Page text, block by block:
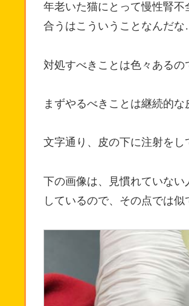
年老いた猫にとって慢性腎
合うはこういうことなんだ
対処すべきことは色々あるの
まずやるべきことは継続的な
文字通り、皮の下に注射をし
下の画像は、見慣れていな
しているので、その点では似